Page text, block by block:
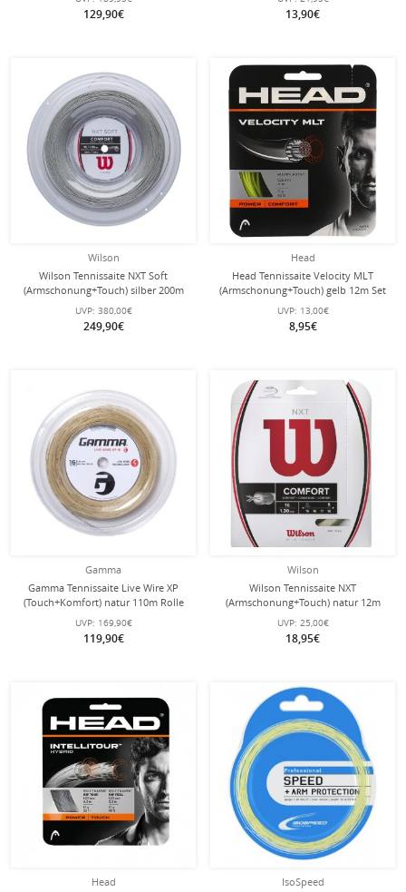
129,90€ 13,90€
Wilson
Wilson Tennissaite NXT Soft
(Armschonung+Touch) silber 200m
Rolle
UVP: 380,00€
249,90€
Head
Head Tennissaite Velocity MLT
(Armschonung+Touch) gelb 12m Set
UVP: 13,00€
8,95€
Gamma
Gamma Tennissaite Live Wire XP
(Touch+Komfort) natur 110m Rolle
UVP: 169,90€
119,90€
Wilson
Wilson Tennissaite NXT
(Armschonung+Touch) natur 12m
Set
UVP: 25,00€
18,95€
Head
IsoSpeed